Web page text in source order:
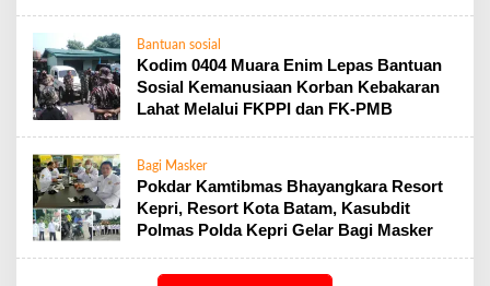
Bantuan sosial
Kodim 0404 Muara Enim Lepas Bantuan
Sosial Kemanusiaan Korban Kebakaran
Lahat Melalui FKPPI dan FK-PMB
Bagi Masker
Pokdar Kamtibmas Bhayangkara Resort
Kepri, Resort Kota Batam, Kasubdit
Polmas Polda Kepri Gelar Bagi Masker